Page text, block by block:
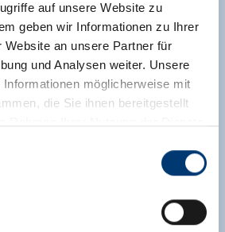
auf unsere Website zu
geben wir Informationen zu Ihrer
Website an unsere Partner für
und Analysen weiter. Unsere
möglicherweise mit
die Sie ihnen bereitgestellt
am Ziller